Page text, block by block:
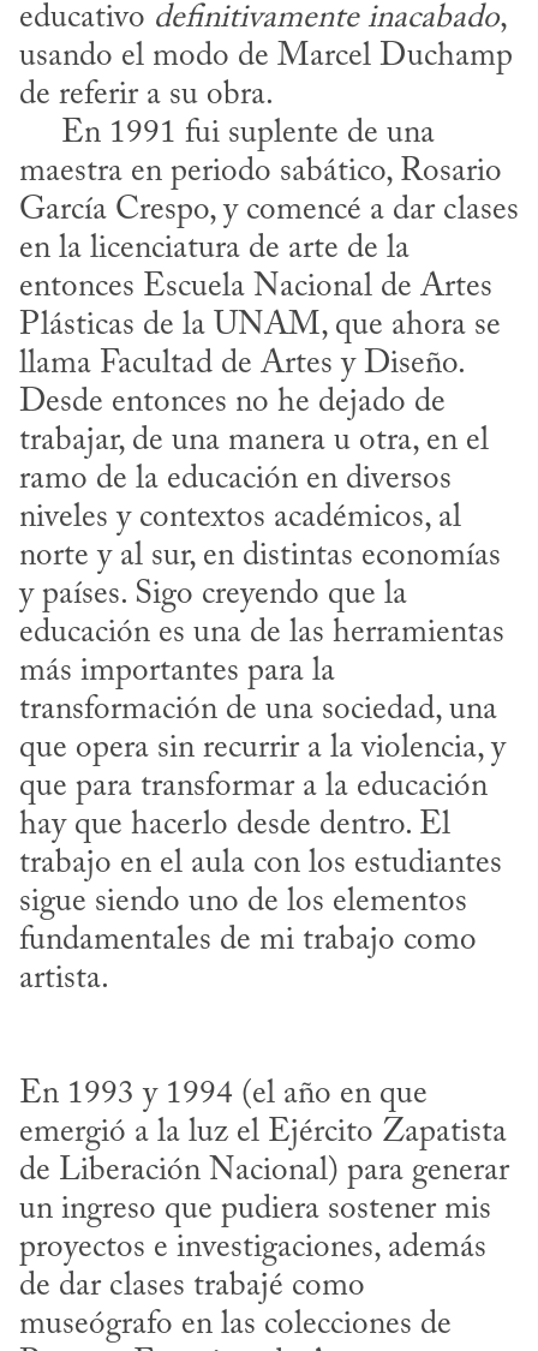
educativo definitivamente inacabado,
usando el modo de Marcel Duchamp
de referir a su obra.
maestra en periodo sabático, Rosario
García Crespo, y comencé a dar clases
en la licenciatura de arte de la
entonces Escuela Nacional de Artes
Plásticas de la UNAM, que ahora se
llama Facultad de Artes y Diseño.
Desde entonces no he dejado de
trabajar, de una manera u otra, en el
ramo de la educación en diversos
niveles y contextos académicos, al
norte y al sur, en distintas economías
y países. Sigo creyendo que la
educación es una de las herramientas
más importantes para la
transformación de una sociedad, una
que opera sin recurrir a la violencia, y
que para transformar a la educación
hay que hacerlo desde dentro. El
trabajo en el aula con los estudiantes
sigue siendo uno de los elementos
fundamentales de mi trabajo como
En 1993 y 1994 (el año en que
emergió a la luz el Ejército Zapatista
de Liberación Nacional) para generar
un ingreso que pudiera sostener mis
proyectos e investigaciones, además
de dar clases trabajé como
museógrafo en las colecciones de